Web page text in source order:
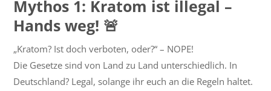
Mythos 1: Kratom ist illegal –
Hands weg! 🚨
„Kratom? Ist doch verboten, oder?“ – NOPE!
Die Gesetze sind von Land zu Land unterschiedlich. In
Deutschland? Legal, solange ihr euch an die Regeln haltet.